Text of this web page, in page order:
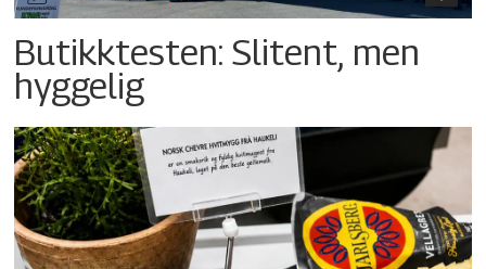
Butikktesten: Slitent, men
hyggelig